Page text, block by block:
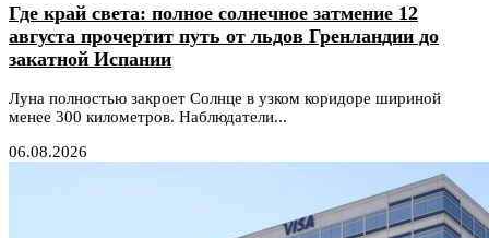
Где край света: полное солнечное затмение 12
августа прочертит путь от льдов Гренландии до
закатной Испании
Луна полностью закроет Солнце в узком коридоре шириной
менее 300 километров. Наблюдатели...
06.08.2026